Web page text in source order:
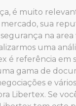
é muito
sua
na
uma
é referência em
gama de
e
Libertex. Se